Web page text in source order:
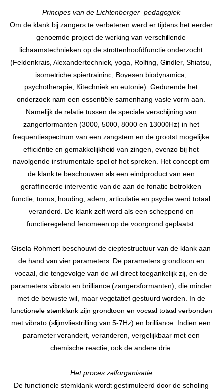
Principes van de Lichtenberger pedagogiek
Om de klank bij zangers te verbeteren werd er tijdens het eerder
genoemde project de werking van verschillende
lichaamstechnieken op de strottenhoofdfunctie onderzocht
(Feldenkrais, Alexandertechniek, yoga, Rolfing, Gindler, Shiatsu,
isometriche spiertraining, Boyesen biodynamica,
psychotherapie, Kitechniek en eutonie). Gedurende het
onderzoek nam een essentiële samenhang vaste vorm aan.
Namelijk de relatie tussen de speciale verschijning van
zangerformanten (3000, 5000, 8000 en 13000Hz) in het
frequentiespectrum van een zangstem en de grootst mogelijke
efficiëntie en gemakkelijkheid van zingen, evenzo bij het
navolgende instrumentale spel of het spreken. Het concept om
de klank te beschouwen als een eindproduct van een
geraffineerde interventie van de aan de fonatie betrokken
functie, tonus, houding, adem, articulatie en psyche werd totaal
veranderd. De klank zelf werd als een scheppend en
functieregelend fenomeen op de voorgrond geplaatst.
Gisela Rohmert beschouwt de dieptestructuur van de klank aan
de hand van vier parameters. De parameters grondtoon en
vocaal, die tengevolge van de wil direct toegankelijk zij, en de
parameters vibrato en brilliance (zangersformanten), die minder
met de bewuste wil, maar vegetatief gestuurd worden. In de
functionele stemklank zijn grondtoon en vocaal totaal verbonden
met vibrato (slijmvliestrilling van 5-7Hz) en brilliance. Indien een
parameter verandert, veranderen, vergelijkbaar met een
chemische reactie, ook de andere drie.
Het proces zelforganisatie
De functionele stemklank wordt gestimuleerd door de scholing